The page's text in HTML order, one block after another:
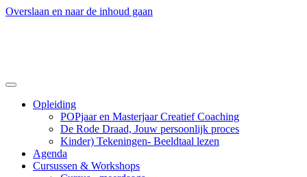
Overslaan en naar de inhoud gaan
Opleiding
POPjaar en Masterjaar Creatief Coaching
De Rode Draad, Jouw persoonlijk proces
Kinder) Tekeningen- Beeldtaal lezen
Agenda
Cursussen & Workshops